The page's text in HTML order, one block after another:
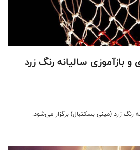
و بازآموزی سالیانه رنگ زرد
رنگ زرد (مینی بسکتبال) برگزار می‌شود.